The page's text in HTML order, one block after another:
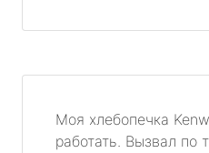
Моя хлебопечка
работать. Вызвал по